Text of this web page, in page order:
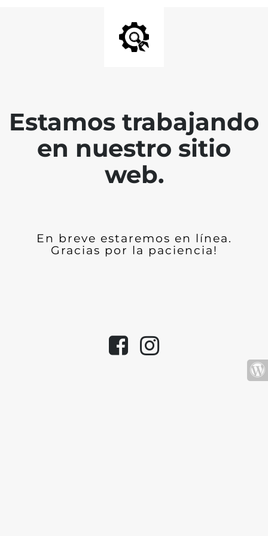
Estamos trabajando
en nuestro sitio
web.
En breve estaremos en línea.
Gracias por la paciencia!